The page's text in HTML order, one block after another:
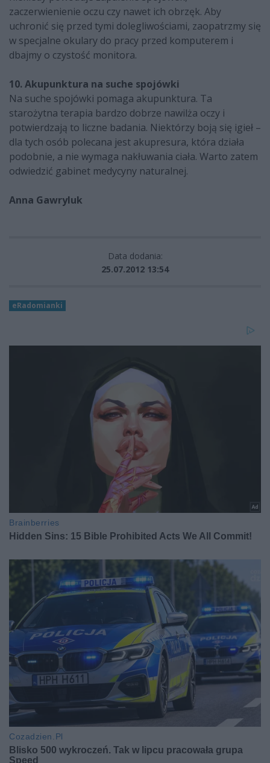
zaczerwienienie oczu czy nawet ich obrzęk. Aby
uchronić się przed tymi dolegliwościami, zaopatrzmy się
w specjalne okulary do pracy przed komputerem i
dbajmy o czystość monitora.
10. Akupunktura na suche spojówki
Na suche spojówki pomaga akupunktura. Ta
starożytna terapia bardzo dobrze nawilża oczy i
potwierdzają to liczne badania. Niektórzy boją się igieł –
dla tych osób polecana jest akupresura, która działa
podobnie, a nie wymaga nakłuwania ciała. Warto zatem
odwiedzić gabinet medycyny naturalnej.
Anna Gawryluk
Data dodania:
25.07.2012 13:54
eRadomianki